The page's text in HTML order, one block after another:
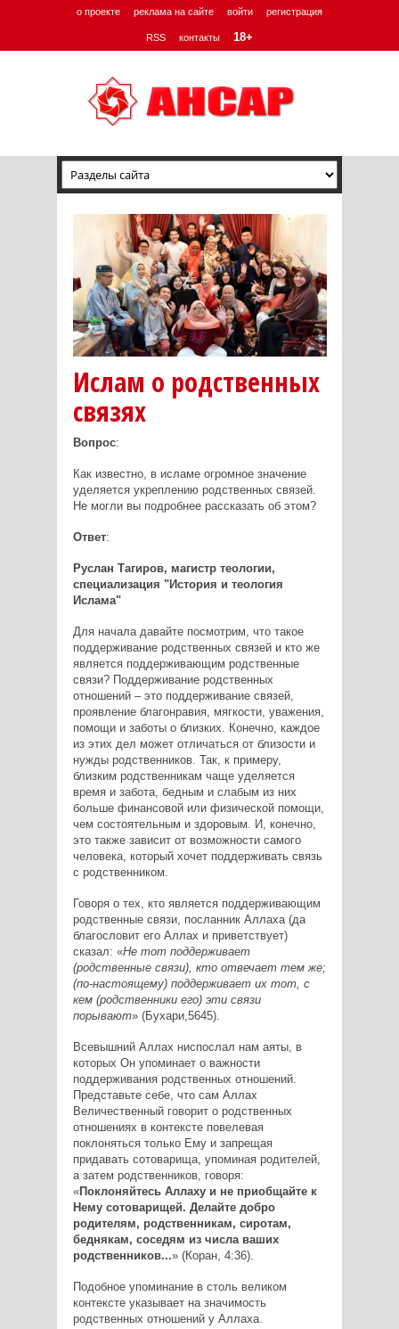
о проекте реклама на сайте войти регистрация
RSS контакты 18+
Ислам о родственных
связях
Вопрос:
Как известно, в исламе огромное значение
уделяется укреплению родственных связей.
Не могли вы подробнее рассказать об этом?
Ответ:
Руслан Тагиров, магистр теологии,
специализация "История и теология
Ислама"
Для начала давайте посмотрим, что такое
поддерживание родственных связей и кто же
является поддерживающим родственные
связи? Поддерживание родственных
отношений – это поддерживание связей,
проявление благонравия, мягкости, уважения,
помощи и заботы о близких. Конечно, каждое
из этих дел может отличаться от близости и
нужды родственников. Так, к примеру,
близким родственникам чаще уделяется
время и забота, бедным и слабым из них
больше финансовой или физической помощи,
чем состоятельным и здоровым. И, конечно,
это также зависит от возможности самого
человека, который хочет поддерживать связь
с родственником.
Говоря о тех, кто является поддерживающим
родственные связи, посланник Аллаха (да
благословит его Аллах и приветствует)
сказал: «Не тот поддерживает
(родственные связи), кто отвечает тем же;
(по-настоящему) поддерживает их тот, с
кем (родственники его) эти связи
порывают» (Бухари,5645).
Всевышний Аллах ниспослал нам аяты, в
которых Он упоминает о важности
поддерживания родственных отношений.
Представьте себе, что сам Аллах
Величественный говорит о родственных
отношениях в контексте повелевая
поклоняться только Ему и запрещая
придавать сотоварища, упоминая родителей,
а затем родственников, говоря:
«Поклоняйтесь Аллаху и не приобщайте к
Нему сотоварищей. Делайте добро
родителям, родственникам, сиротам,
беднякам, соседям из числа ваших
родственников...» (Коран, 4:36).
Подобное упоминание в столь великом
контексте указывает на значимость
родственных отношений у Аллаха.